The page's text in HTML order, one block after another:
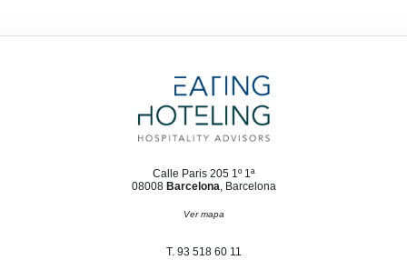
Calle Paris 205 1º 1ª
08008 Barcelona, Barcelona
Ver mapa
T. 93 518 60 11